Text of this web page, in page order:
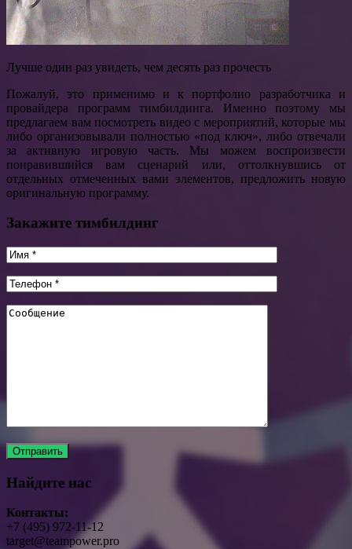
Лучше один раз увидеть, чем десять раз прочесть
Пожалуй, это применимо и к портфолио разработчика и
провайдера программ тимбилдинга. Именно поэтому мы
предлагаем вам посмотреть видео с мероприятий, которые мы
либо организовывали полностью «под ключ», либо отвечали
за активную игровую часть. Мы можем воспроизвести
понравившийся вам сценарий или, оттолкнувшись от
отдельных отмеченных вами элементов, предложить новую
оригинальную программу.
Закажите тимбилдинг
Найдите нас
Контакты:
+7 (495) 972-11-12
target@teampower.pro